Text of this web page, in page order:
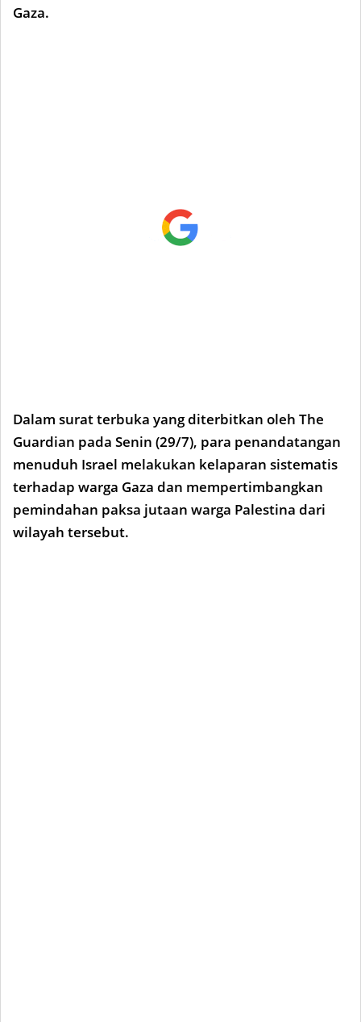
Gaza.
Dalam surat terbuka yang diterbitkan oleh The
Guardian pada Senin (29/7), para penandatangan
menuduh Israel melakukan kelaparan sistematis
terhadap warga Gaza dan mempertimbangkan
pemindahan paksa jutaan warga Palestina dari
wilayah tersebut.